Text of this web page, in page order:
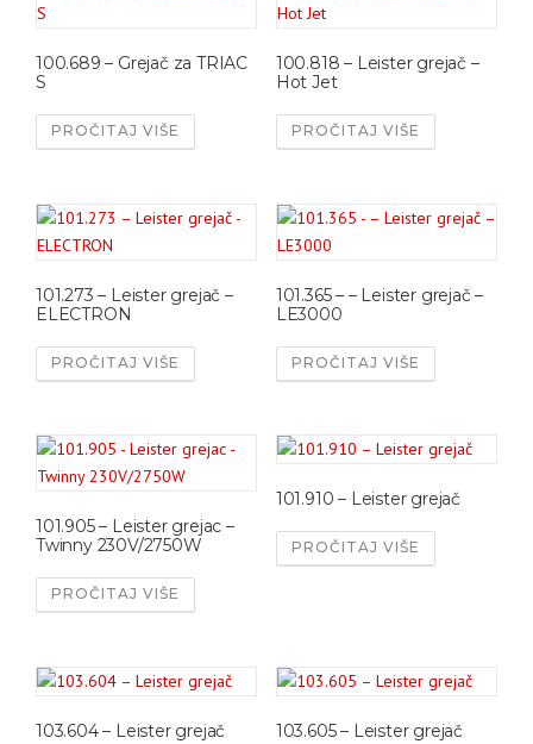
100.689 – Grejač za TRIAC
S
PROČITAJ VIŠE
100.818 – Leister grejač –
Hot Jet
PROČITAJ VIŠE
101.273 – Leister grejač –
ELECTRON
PROČITAJ VIŠE
101.365 – – Leister grejač –
LE3000
PROČITAJ VIŠE
101.905 – Leister grejac –
Twinny 230V/2750W
PROČITAJ VIŠE
101.910 – Leister grejač
PROČITAJ VIŠE
103.604 – Leister grejač 103.605 – Leister grejač